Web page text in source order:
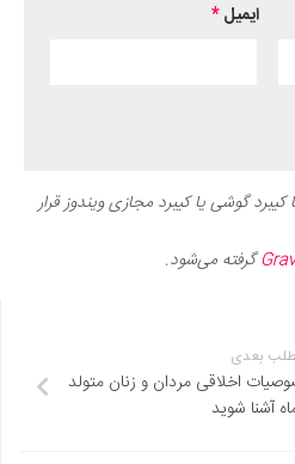
ایمیل*
گوشی یا کیبرد مجازی ویندوز قرار
گرفته می‌شود.
بعدی
اخلاقی مردان و زنان متولد
آشنا شوید